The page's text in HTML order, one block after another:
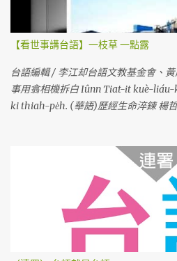
【看世事講台語】一枝草 一點露
台語編輯 / 李江却台語文教基金會、
事用翕相機拆白 Iûnn Tiat-it kuè-
ki thiah-pe̍h. (華語)歷經生命淬鍊 楊